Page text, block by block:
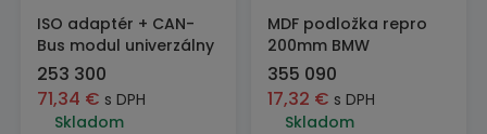
ISO adaptér + CAN-
Bus modul univerzálny
253 300
71,34 € s DPH
Skladom
MDF podložka repro
200mm BMW
355 090
17,32 € s DPH
Skladom